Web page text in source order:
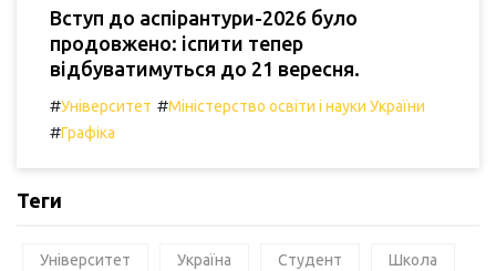
Вступ до аспірантури-2026 було
продовжено: іспити тепер
відбуватимуться до 21 вересня.
#Університет #Міністерство освіти і науки України
#Графіка
Теги
Університет Україна Студент Школа